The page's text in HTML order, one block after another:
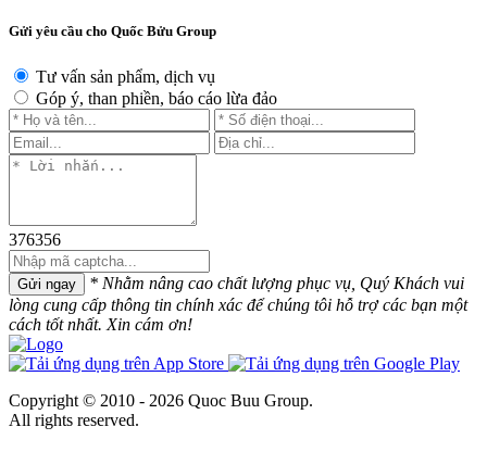
Gửi yêu cầu cho Quốc Bửu Group
Tư vấn sản phẩm, dịch vụ
Góp ý, than phiền, báo cáo lừa đảo
376356
Gửi ngay
* Nhằm nâng cao chất lượng phục vụ, Quý Khách vui
lòng cung cấp thông tin chính xác để chúng tôi hỗ trợ các bạn một
cách tốt nhất. Xin cám ơn!
Copyright © 2010 - 2026 Quoc Buu Group.
All rights reserved.